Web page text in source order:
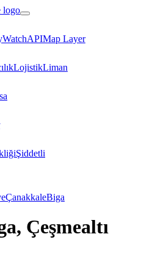
APIMap Layer
LojistikLiman
Şiddetli
ÇanakkaleBiga
Çeşmealtı